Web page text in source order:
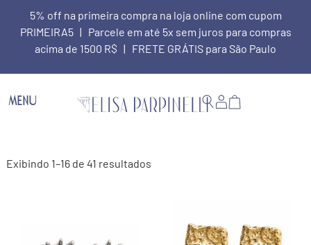
5% off na primeira compra na loja online com cupom
PRIMEIRA5 | Parcele em até 5x sem juros para compras
acima de 1500 R$ | FRETE GRÁTIS para São Paulo
MENU
Exibindo 1–16 de 41 resultados